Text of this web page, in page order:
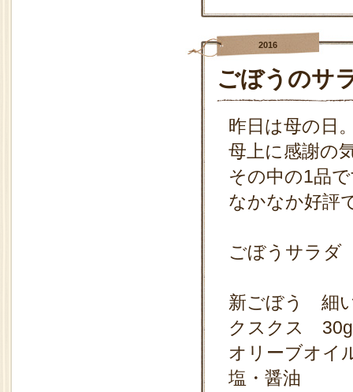
2016
ごぼうのサ
昨日は母の日
母上に感謝の
その中の1品
なかなか好評
ごぼうサラダ
新ごぼう 細
クスクス 30g
オリーブオイ
塩・醤油